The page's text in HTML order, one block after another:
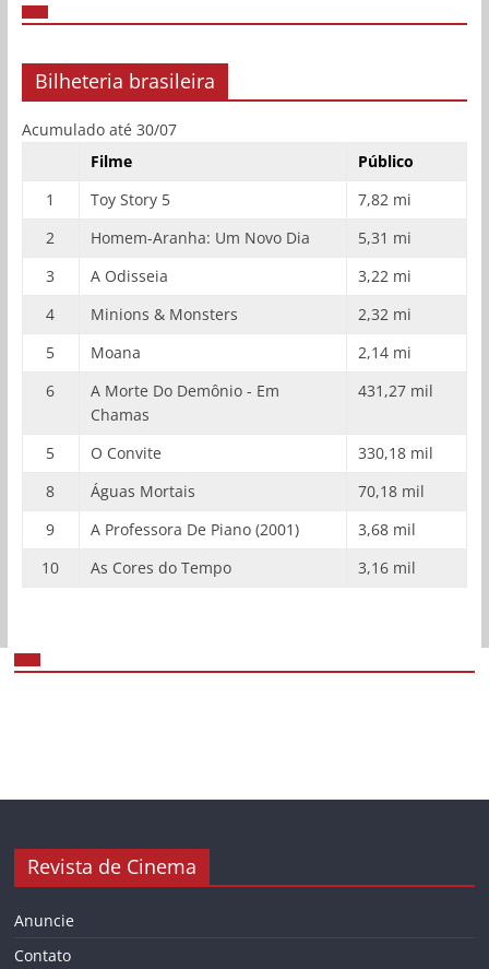
Bilheteria brasileira
Acumulado até 30/07
Filme
Público
1
Toy Story 5
7,82 mi
2
Homem-Aranha: Um Novo Dia
5,31 mi
3
A Odisseia
3,22 mi
4
Minions & Monsters
2,32 mi
5
Moana
2,14 mi
6
A Morte Do Demônio - Em
Chamas
431,27 mil
5 O Convite
330,18 mil
8
Águas Mortais
70,18 mil
9
A Professora De Piano (2001)
3,68 mil
10
As Cores do Tempo 3,16 mil
Revista de Cinema
Anuncie
Contato